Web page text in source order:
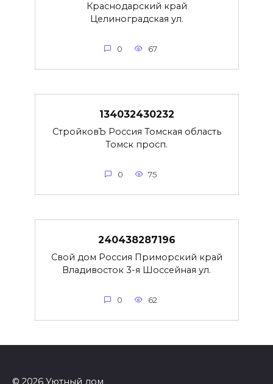
Краснодарский край
Целиноградская ул.
0 67
134032430232
СтройковЪ Россия Томская область
Томск просп.
0 75
240438287196
Свой дом Россия Приморский край
Владивосток 3-я Шоссейная ул.
0 62
© 2026 Уютный дом